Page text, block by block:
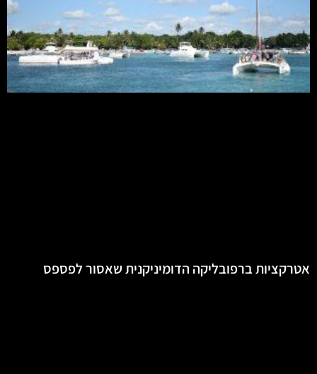
אטרקציות ברפובליקה הדומיניקנית שאסור לפספס